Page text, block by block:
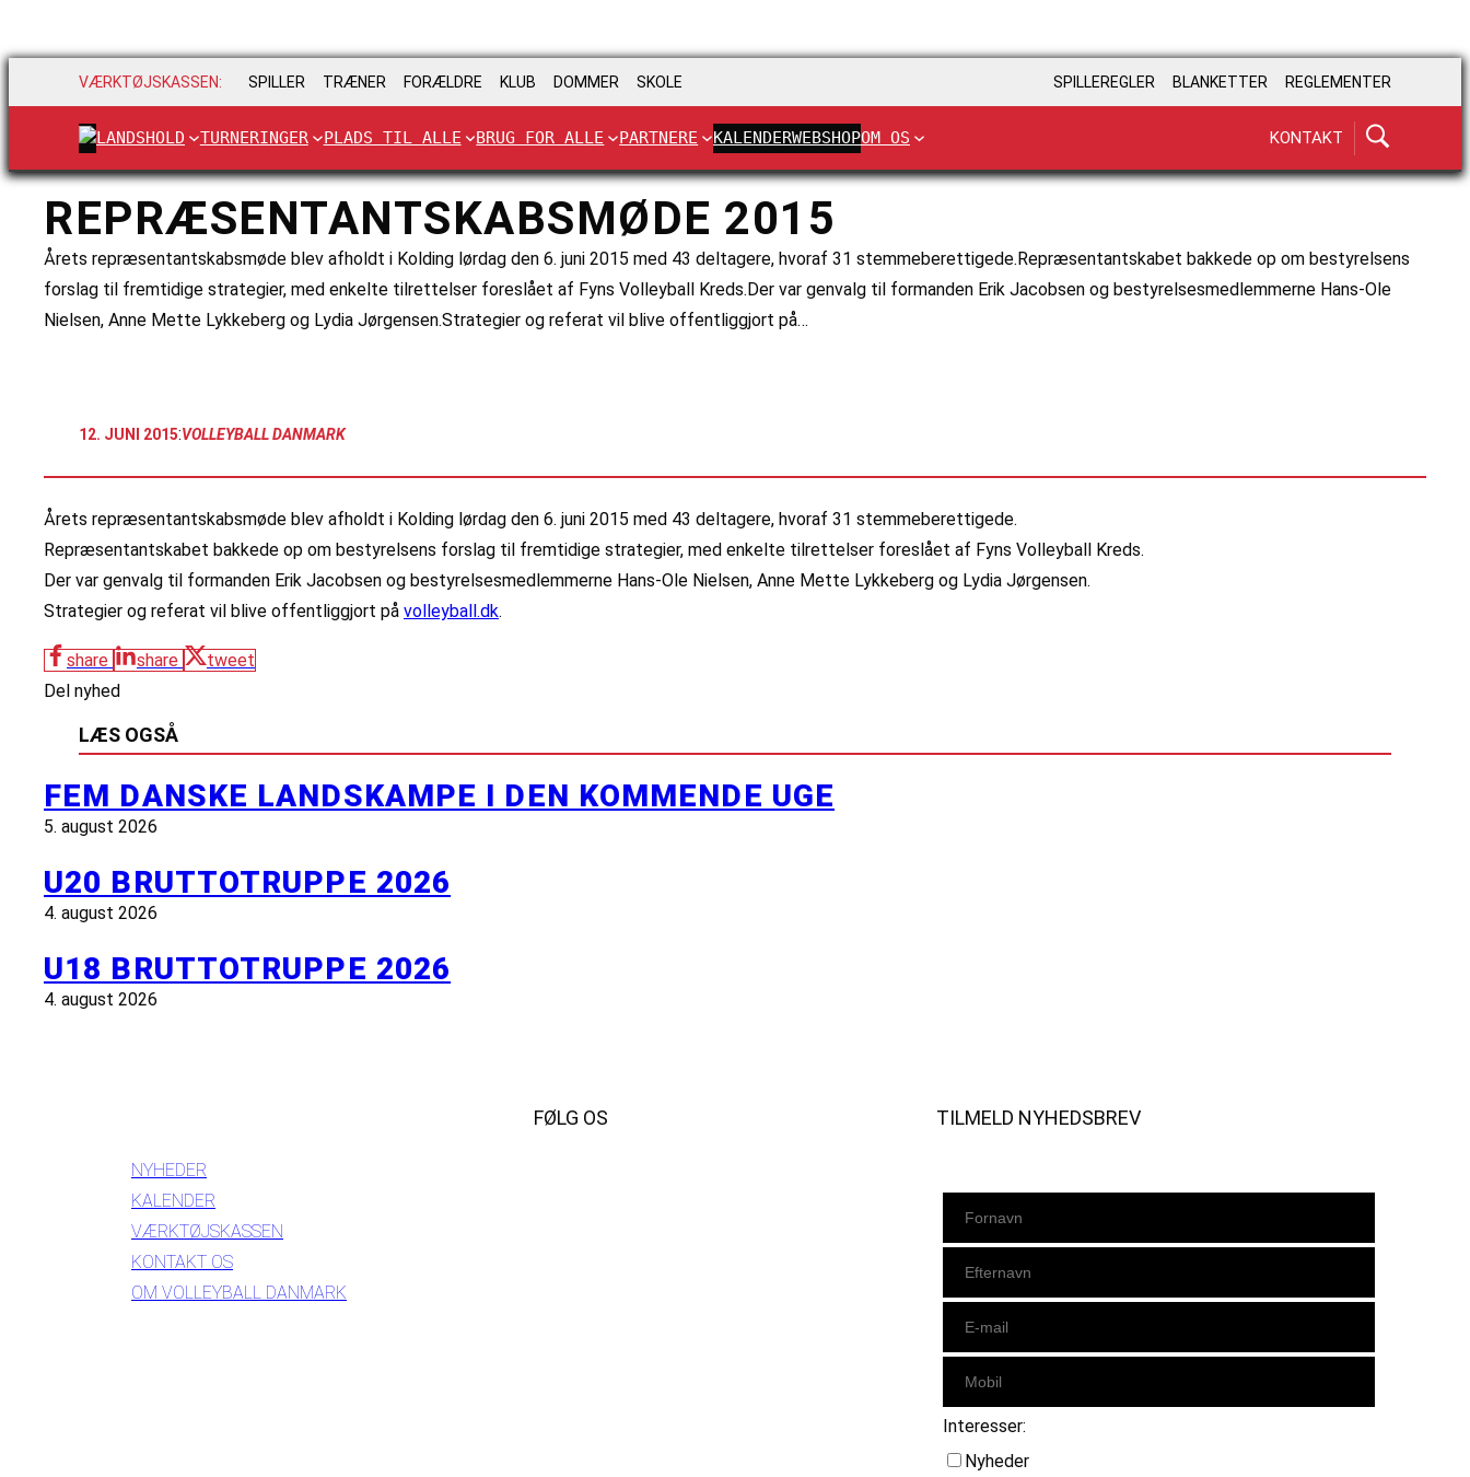
VÆRKTØJSKASSEN: SPILLER TRÆNER FORÆLDRE KLUB DOMMER SKOLE SPILLEREGLER BLANKETTER REGLEMENTER
LANDSHOLD TURNERINGER PLADS TIL ALLE BRUG FOR ALLE PARTNERE KALENDERWEBSHOPOM OS KONTAKT
REPRÆSENTANTSKABSMØDE 2015
Årets repræsentantskabsmøde blev afholdt i Kolding lørdag den 6. juni 2015 med 43 deltagere, hvoraf 31 stemmeberettigede.Repræsentantskabet bakkede op om bestyrelsens
forslag til fremtidige strategier, med enkelte tilrettelser foreslået af Fyns Volleyball Kreds.Der var genvalg til formanden Erik Jacobsen og bestyrelsesmedlemmerne Hans-Ole
Nielsen, Anne Mette Lykkeberg og Lydia Jørgensen.Strategier og referat vil blive offentliggjort på…
12. JUNI 2015:VOLLEYBALL DANMARK
Årets repræsentantskabsmøde blev afholdt i Kolding lørdag den 6. juni 2015 med 43 deltagere, hvoraf 31 stemmeberettigede.
Repræsentantskabet bakkede op om bestyrelsens forslag til fremtidige strategier, med enkelte tilrettelser foreslået af Fyns Volleyball Kreds.
Der var genvalg til formanden Erik Jacobsen og bestyrelsesmedlemmerne Hans-Ole Nielsen, Anne Mette Lykkeberg og Lydia Jørgensen.
Strategier og referat vil blive offentliggjort på volleyball.dk.
share share
tweet
Del nyhed
LÆS OGSÅ
FEM DANSKE LANDSKAMPE I DEN KOMMENDE UGE
5. august 2026
U20 BRUTTOTRUPPE 2026
4. august 2026
U18 BRUTTOTRUPPE 2026
4. august 2026
NYHEDER
KALENDER
VÆRKTØJSKASSEN
KONTAKT OS
OM VOLLEYBALL DANMARK
FØLG OS TILMELD NYHEDSBREV
Interesser:
Nyheder